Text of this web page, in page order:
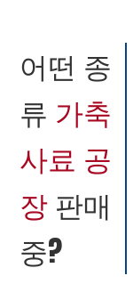
어떤 종
류 가축
사료 공
장 판매
중?